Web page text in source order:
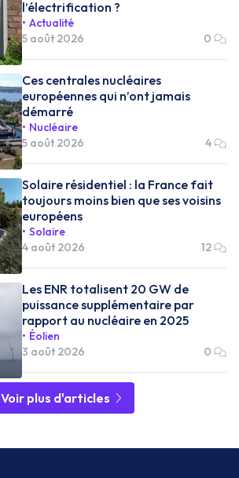
l’électrification ?
Actualité
5 août 2026
0
Ces centrales nucléaires
européennes qui n’ont jamais
démarré
Nucléaire
5 août 2026
4
Solaire résidentiel : la France fait
toujours moins bien que ses voisins
européens
Solaire
4 août 2026
12
Les ENR totalisent 20 GW de
puissance supplémentaire par
rapport au nucléaire en 2025
Éolien
3 août 2026
0
Voir plus d'articles